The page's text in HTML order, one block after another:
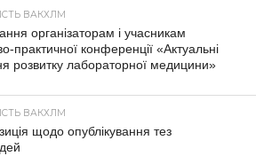
ВАКХЛМ
організаторам і учасникам
практичної конференції «Актуальні
розвитку лабораторної медицини»
ВАКХЛМ
щодо опублікування тез